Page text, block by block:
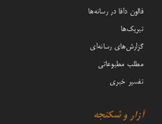
فالون دافا در رسانه‌ها
تبریک‌ها
گزارش‌های رسانه‌ای
مطلب مطبوعاتی
تفسیر خبری
آزار و شکنجه